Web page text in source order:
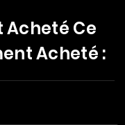
Acheté Ce
Acheté :